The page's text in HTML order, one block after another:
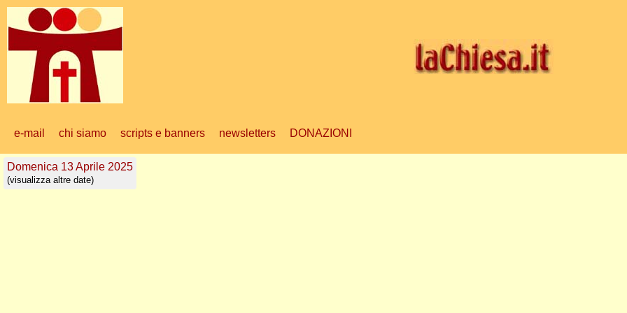
e-mail chi siamo scripts e banners newsletters DONAZIONI
Domenica 13 Aprile 2025
(visualizza altre date)